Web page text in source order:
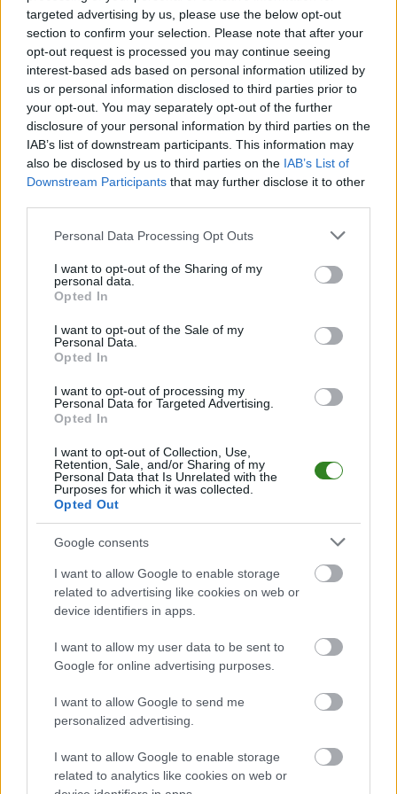
targeted advertising by us, please use the below opt-out
section to confirm your selection. Please note that after your
opt-out request is processed you may continue seeing
interest-based ads based on personal information utilized by
us or personal information disclosed to third parties prior to
your opt-out. You may separately opt-out of the further
disclosure of your personal information by third parties on the
IAB’s list of downstream participants. This information may
also be disclosed by us to third parties on the IAB’s List of
Downstream Participants that may further disclose it to other
Please note that this website/app uses one or more Google
not limited to your visit or usage behaviour. You may click to
grant or deny consent to Google and its third-party tags to
use your data for below specified purposes in below Google
consent section.
Personal Data Processing Opt Outs
I want to opt-out of the Sharing of my
personal data.
Opted In
I want to opt-out of the Sale of my
Personal Data.
Opted In
I want to opt-out of processing my
Personal Data for Targeted Advertising.
Opted In
I want to opt-out of Collection, Use,
Retention, Sale, and/or Sharing of my
Personal Data that Is Unrelated with the
Purposes for which it was collected.
Opted Out
Google consents
I want to allow Google to enable storage
related to advertising like cookies on web or
device identifiers in apps.
I want to allow my user data to be sent to
Google for online advertising purposes.
I want to allow Google to send me
personalized advertising.
I want to allow Google to enable storage
related to analytics like cookies on web or
pracujemy nad tym żeby je uzupełnić.
Wynik meczu Błyskawica Rozbórz vs Piast Nowosielce
Po zakończeniu spotkania automatycznie publikujemyoficjalny wynik
spotkania, a także dane meczowe, jeśli są dostępne.
Pełny harmonogram rozgrywek dostępny jest tutaj:Jarosław > Klasa A
Przeworsk - terminarz.
Informacje o składach i strzelcach
W miarę dostępności danych, publikujemyskłady wyjściowe,
aktualizujemy zależnie od poziomu ligi i dostępnych źródeł.
Śledź mecze swojej drużyny
Jeśli jesteś kibicem klubu Błyskawica Rozbórz lub Piast Nowosielce -
zaglądaj tutaj częściej. Nasz serwis regularnie dostarcza informacje o
terminach meczów, wynikach, transferach i newsach klubowych
piłkarskichw województwie. Sprawdź nasze relacje, śledź ulubioną ligę i
bądź na bieżąco z wydarzeniami z boisk!
Błyskawica Rozbórz - Piast Nowosielceodbędzie się w ramach
23. kolejki - Jarosław > Klasa A Przeworsk. Spotkanie zostanie rozegrane w
Błyskawica Rozbórzprzystępuje do tego spotkania w roli gospodarza.
Jak drużyna radzi sobie w sezonie 2025/2026 rozgrywek Jarosław > Klasa
A Przeworsk przed własną publicznością? Na tej stronie możecie
zobaczyć tabelę uwzględniającą tylko mecze u siebie. W tabeli biorącej
pod uwagę tylko mecze wyjazdowe możecie natomiast sprawdzić jak
spisuje się klubPiast Nowosielce
Jarosław > Klasa A Przeworsk - sytuacja w tabeli
Przed meczami 23. kolejki - Jarosław > Klasa A Przeworsk gospodarze
(Błyskawica Rozbórz) zajmują7. miejsce
Poniżej znajdziesz także ostatnie mecze obu drużyn oraz statystyki
bramkowe.
Błyskawica Rozbórz vs. Piast Nowosielce - relacja, wynik na żywo,
transmisja
Wynik meczu Błyskawica Rozbórz - Piast Nowosielce znajdziesz na naszej
stronie zaraz po jego zakończeniu. Jeżeli szukasz informacji meczowych,
zajrzyj tutaj:Błyskawica Rozbórz vs. Piast Nowosielce - wynik,
składy, strzelcy